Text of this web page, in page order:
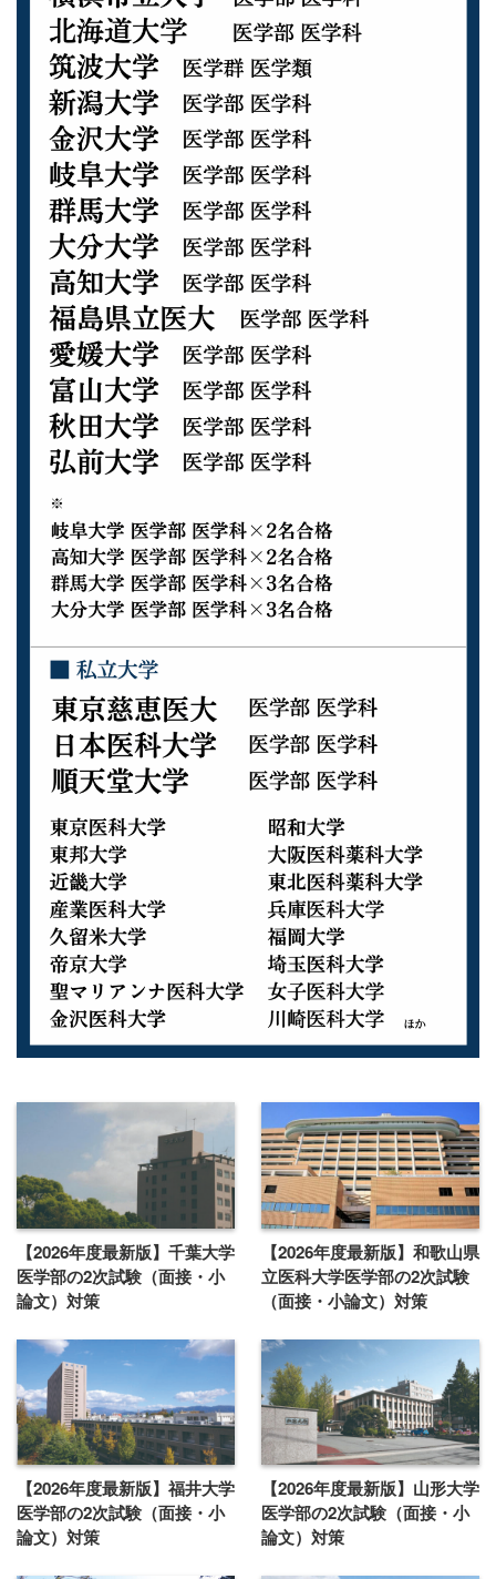
【2026年度最新版】千葉大学
医学部の2次試験（面接・小
論文）対策
【2026年度最新版】和歌山県
立医科大学医学部の2次試験
（面接・小論文）対策
【2026年度最新版】福井大学
医学部の2次試験（面接・小
論文）対策
【2026年度最新版】山形大学
医学部の2次試験（面接・小
論文）対策